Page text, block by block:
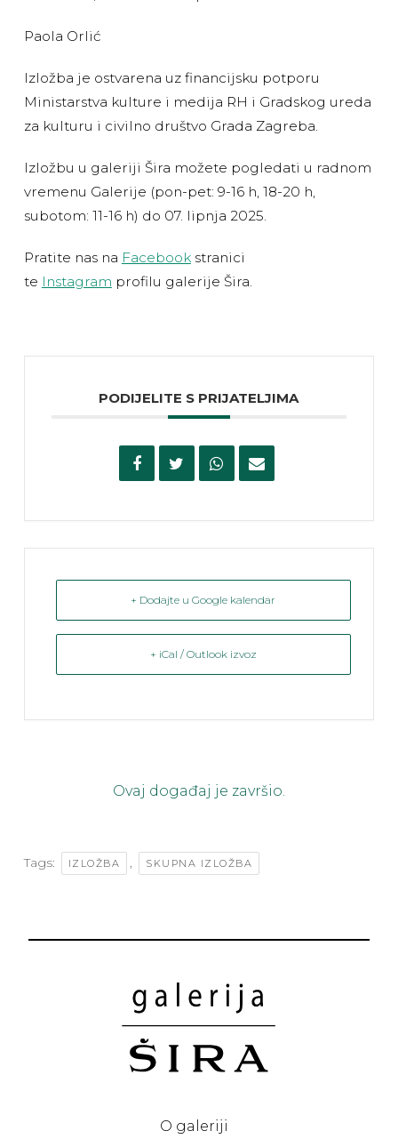
Paola Orlić
Izložba je ostvarena uz financijsku potporu
Ministarstva kulture i medija RH i Gradskog ureda
za kulturu i civilno društvo Grada Zagreba.
Izložbu u galeriji Šira možete pogledati u radnom
vremenu Galerije (pon-pet: 9-16 h, 18-20 h,
subotom: 11-16 h) do 07. lipnja 2025.
Pratite nas na Facebookstranici
te Instagram profilu galerije Šira.
PODIJELITE S PRIJATELJIMA
+ Dodajte u Google kalendar
+ iCal / Outlook izvoz
Ovaj događaj je završio.
Tags: IZLOŽBA , SKUPNA IZLOŽBA
O galeriji